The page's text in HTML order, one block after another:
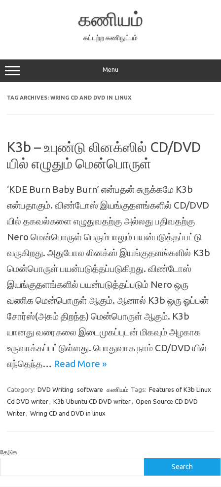
கணியம்
கட்டற்ற கணிநுட்பம்
Menu
TAG ARCHIVES: WRING CD AND DVD IN LINUX
K3b – உபுண்டு லினக்ஸில் CD/DVD
யில் எழுதும் மென்பொருள்
‘KDE Burn Baby Burn’ என்பதன் சுருக்கமே K3b
என்பதாகும். விண்டோஸ் இயங்குதளங்களில் CD/DVD
யில் தகவல்களை எழுதுவதற்கு அல்லது பதிவதற்கு
Nero மென்பொருள் பெரும்பாலும் பயன்படுத்தப்பட்டு
வருகிறது. அதுபோல லினக்ஸ் இயங்குதளங்களில் K3b
மென்பொருள் பயன்படுத்தப்படுகிறது. விண்டோஸ்
இயங்குதளங்களில் பயன்படுத்தப்படும் Nero ஒரு
வணிக மென்பொருள் ஆகும். ஆனால் K3b ஒரு ஓப்பன்
சோர்ஸ்(அகம் திறந்த) மென்பொருள் ஆகும். K3b
யானது வரைகலை இடைமுகப்புடன் மிகவும் அழகாக
உருவாக்கப்பட்டுள்ளது. பொதுவாக நாம் CD/DVD யில்
எந்தெந்த… Read More »
Category: DVD Writing software கணியம் Tags: Features of K3b Linux
Cd DVD writer, K3b Ubuntu CD DVD writer, Open Source CD DVD
Writer, Wring CD and DVD in linux
தேடுக
Search